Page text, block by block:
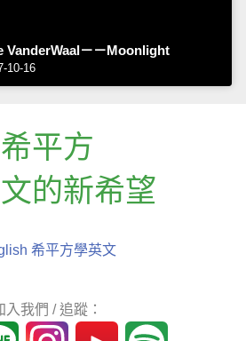
VanderWaal－－Moonlight
10-16
希平方
的新希望
希平方學英文
入我們 / 追蹤：